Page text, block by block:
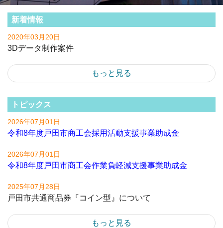
新着情報
2020年03月20日
3Dデータ制作案件
もっと見る
トピックス
2026年07月01日
令和8年度戸田市商工会採用活動支援事業助成金
2026年07月01日
令和8年度戸田市商工会作業負軽減支援事業助成金
2025年07月28日
戸田市共通商品券『コイン型』について
もっと見る